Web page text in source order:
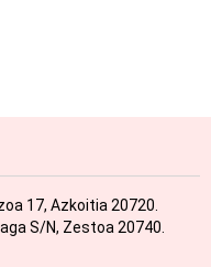
17, Azkoitia 20720.
S/N, Zestoa 20740.